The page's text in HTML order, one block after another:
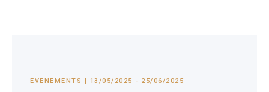
EVENEMENTS | 13/05/2025 - 25/06/2025